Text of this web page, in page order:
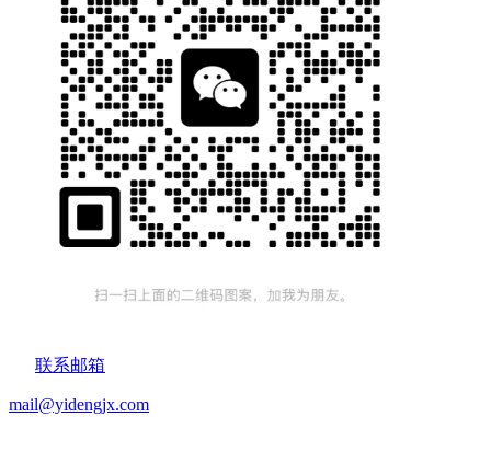
联系邮箱
mail@yidengjx.com